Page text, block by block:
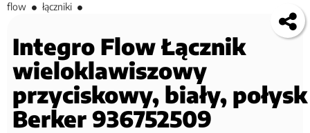
flow
łączniki
Integro Flow Łącznik
wieloklawiszowy
przyciskowy, biały, połysk
Berker 936752509